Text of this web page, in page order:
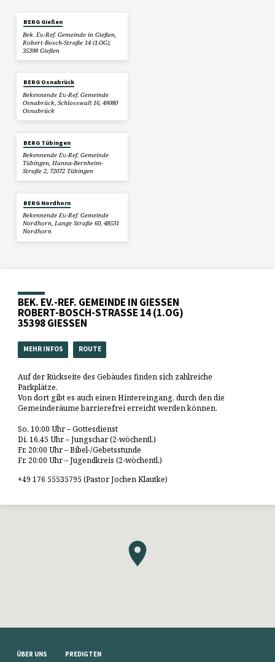
BERG Gießen
Bek. Ev.-Ref. Gemeinde in Gießen,
Robert-Bosch-Straße 14 (1.OG),
35398 Gießen
BERG Osnabrück
Bekennende Ev.-Ref. Gemeinde
Osnabrück, Schlosswall 16, 49080
Osnabrück
BERG Tübingen
Bekennende Ev.-Ref. Gemeinde
Tübingen, Hanna-Bernheim-
Straße 2, 72072 Tübingen
BERG Nordhorn
Bekennende Ev.-Ref. Gemeinde
Nordhorn, Lange Straße 60, 48531
Nordhorn
BEK. EV.-REF. GEMEINDE IN GIESSEN
ROBERT-BOSCH-STRASSE 14 (1.OG)
35398 GIESSEN
MEHR INFOS ROUTE
Auf der Rückseite des Gebäudes finden sich zahlreiche
Parkplätze.
Von dort gibt es auch einen Hintereingang, durch den die
Gemeinderäume barrierefrei erreicht werden können.
So. 10:00 Uhr – Gottesdienst
Di. 16.45 Uhr – Jungschar (2-wöchentl.)
Fr. 20:00 Uhr – Bibel-/Gebetsstunde
Fr. 20:00 Uhr – Jugendkreis (2-wöchentl.)
+49 176 55535795 (Pastor Jochen Klautke)
ÜBER UNS PREDIGTEN